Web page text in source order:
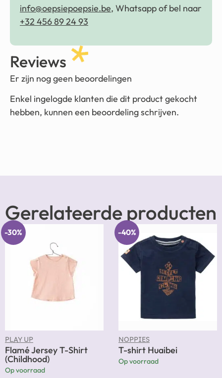
info@oepsiepoepsie.be, Whatsapp of bel naar
+32 456 89 24 93
Reviews
Er zijn nog geen beoordelingen
Enkel ingelogde klanten die dit product gekocht
hebben, kunnen een beoordeling schrijven.
Gerelateerde producten
-30%
PLAY UP
Flamé Jersey T-Shirt
(Childhood)
Op voorraad
-40%
NOPPIES
T-shirt Huaibei
Op voorraad